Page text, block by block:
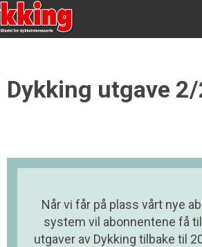
Dykking utgave
Når vi får på plass vårt nye
system vil abonnentene få
utgaver av Dykking tilbake til